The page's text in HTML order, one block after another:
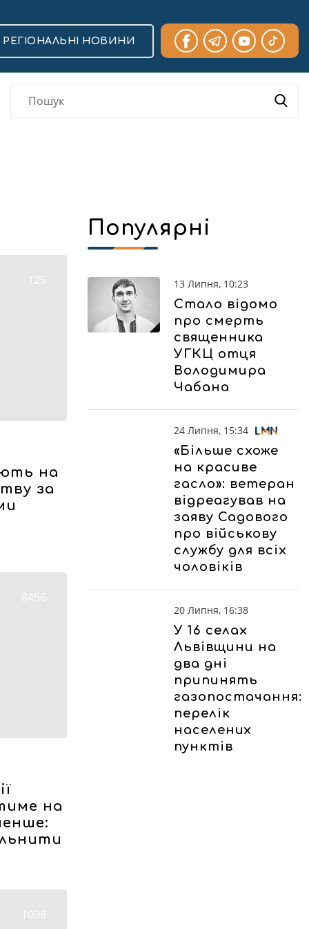
РЕГІОНАЛЬНІ НОВИНИ
125
на
за
8456
на
1098
Популярні
13 Липня, 10:23
Стало відомо
про смерть
священника
УГКЦ отця
Володимира
Чабана
24 Липня, 15:34
«Більше схоже
на красиве
гасло»: ветеран
відреагував на
заяву Садового
про військову
службу для всіх
чоловіків
20 Липня, 16:38
У 16 селах
Львівщини на
два дні
припинять
газопостачання:
перелік
населених
пунктів